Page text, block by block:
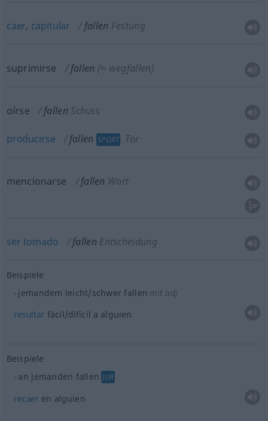
caer, capitular fallen Festung
suprimirse fallen (≈ wegfallen)
oírse fallen Schuss
producirse fallen SPORT Tor
mencionarse fallen Wort
ser tomado fallen Entscheidung
Beispiele
jemandem leicht/schwer fallen mit adj
resultarfácil/difícil a alguien
Beispiele
an jemanden fallen JUR
recaer en alguien